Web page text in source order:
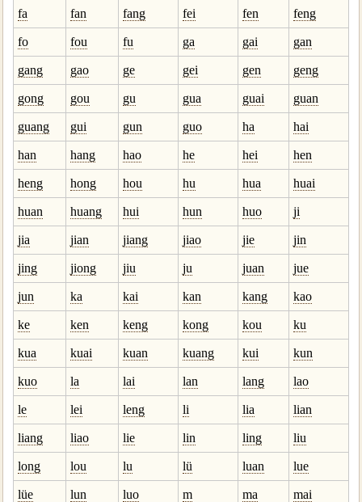
fa fan fang fei fen feng
fo fou fu ga gai gan
gang gao ge gei gen geng
gong gou gu gua guai guan
guang gui gun guo ha hai
han hang hao he hei hen
heng hong hou hu hua huai
huan huang hui hun huo ji
jia jian jiang jiao jie jin
jing jiong jiu ju juan jue
jun ka kai kan kang kao
ke ken keng kong kou ku
kua kuai kuan kuang kui kun
kuo la lai lan lang lao
le lei leng li lia lian
liang liao lie lin ling liu
long lou lu lü luan lue
lüe lun luo m ma mai